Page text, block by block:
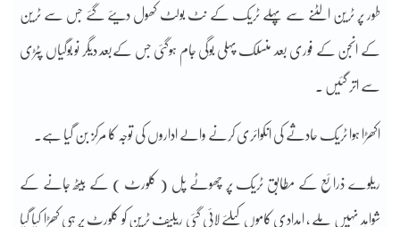
طور پر ٹرین الٹنے سے پہلے ٹریک کے نٹ بولٹ کھول دیئے گئے جس سے ٹرین
کے انجن کے فوری بعد منسلک پہلی بوگی جام ہوگئی جس کےبعد دیگر نو بوگیاں پٹڑی
سے اتر گئیں ۔
اکھڑا ہوا ٹریک حادثے کی انکوائری کرنے والے اداروں کی توجہ کا مرکز بن گیا ہے۔
ریلوے ذرائع کے مطابق ٹریک پر چھوٹے پل ( کلورٹ ) کے بیٹھ جانے کے
شواہد نہیں ملے ، امدادی کاموں کیلئے لائی گئی ریلیف ٹرین کو کلورٹ پر ہی کھڑا کیا گیا